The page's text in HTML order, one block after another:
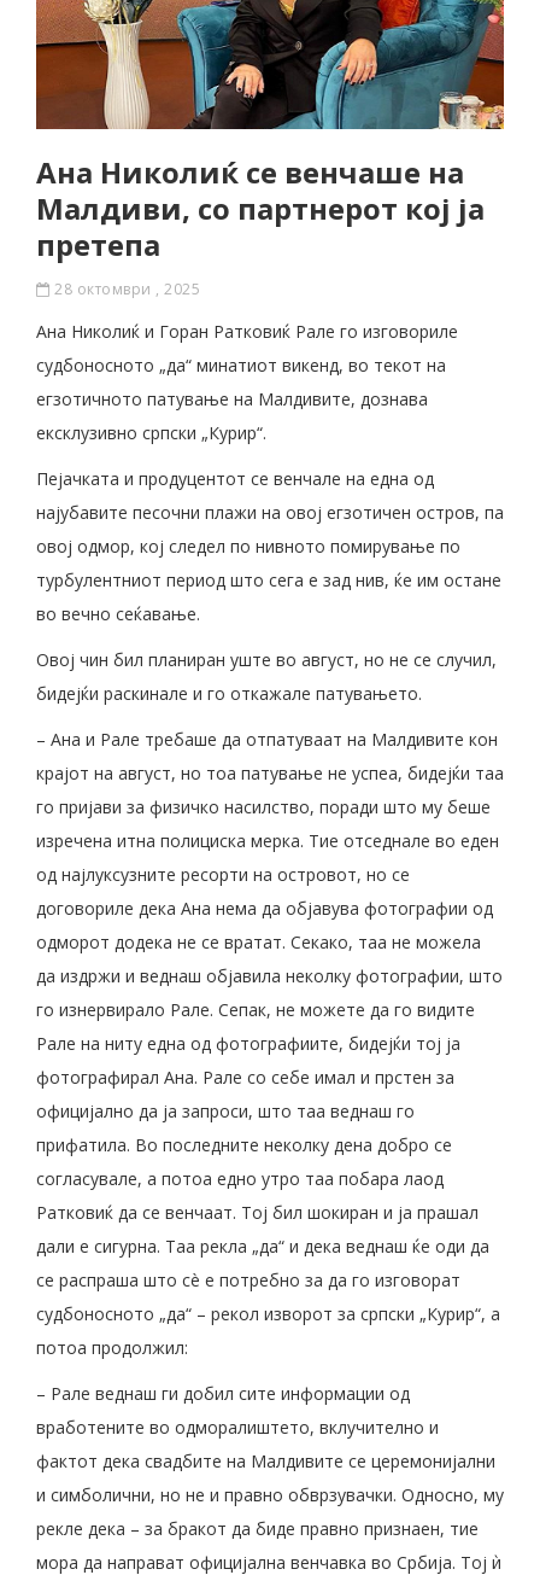
Ана Николиќ се венчаше на
Малдиви, со партнерот кој ја
претепа
28 октомври , 2025
Ана Николиќ и Горан Ратковиќ Рале го изговориле
судбоносното „да“ минатиот викенд, во текот на
егзотичното патување на Малдивите, дознава
ексклузивно српски „Курир“.
Пејачката и продуцентот се венчале на една од
најубавите песочни плажи на овој егзотичен остров, па
овој одмор, кој следел по нивното помирување по
турбулентниот период што сега е зад нив, ќе им остане
во вечно сеќавање.
Овој чин бил планиран уште во август, но не се случил,
бидејќи раскинале и го откажале патувањето.
– Ана и Рале требаше да отпатуваат на Малдивите кон
крајот на август, но тоа патување не успеа, бидејќи таа
го пријави за физичко насилство, поради што му беше
изречена итна полициска мерка. Тие отседнале во еден
од најлуксузните ресорти на островот, но се
договориле дека Ана нема да објавува фотографии од
одморот додека не се вратат. Секако, таа не можела
да издржи и веднаш објавила неколку фотографии, што
го изнервирало Рале. Сепак, не можете да го видите
Рале на ниту една од фотографиите, бидејќи тој ја
фотографирал Ана. Рале со себе имал и прстен за
официјално да ја запроси, што таа веднаш го
прифатила. Во последните неколку дена добро се
согласувале, а потоа едно утро таа побара лаод
Ратковиќ да се венчаат. Тој бил шокиран и ја прашал
дали е сигурна. Таа рекла „да“ и дека веднаш ќе оди да
се распраша што сè е потребно за да го изговорат
судбоносното „да“ – рекол изворот за српски „Курир“, а
потоа продолжил:
– Рале веднаш ги добил сите информации од
вработените во одморалиштето, вклучително и
фактот дека свадбите на Малдивите се церемонијални
и симболични, но не и правно обврзувачки. Односно, му
рекле дека – за бракот да биде правно признаен, тие
мора да направат официјална венчавка во Србија. Тој ѝ